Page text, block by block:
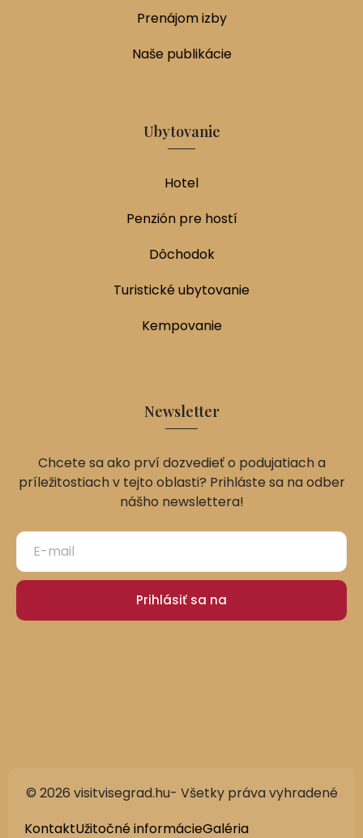
Prenájom izby
Naše publikácie
Ubytovanie
Hotel
Penzión pre hostí
Dôchodok
Turistické ubytovanie
Kempovanie
Newsletter
Chcete sa ako prví dozvedieť o podujatiach a
príležitostiach v tejto oblasti? Prihláste sa na odber
nášho newslettera!
Prihlásiť sa na
© 2026 visitvisegrad.hu- Všetky práva vyhradené
KontaktUžitočné informácieGaléria
German